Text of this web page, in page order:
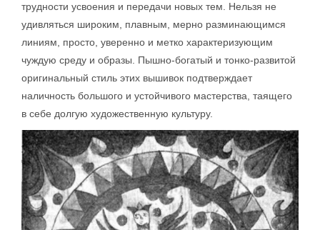
трудности усвоения и передачи новых тем. Нельзя не
удивляться широким, плавным, мерно разминающимся
линиям, просто, уверенно и метко характеризующим
чуждую среду и образы. Пышно-богатый и тонко-развитой
оригинальный стиль этих вышивок подтверждает
наличность большого и устойчивого мастерства, таящего
в себе долгую художественную культуру.